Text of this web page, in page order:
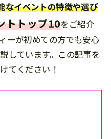
なイベントの特徴や選び
トトップ10をご紹介
ーが初めての方でも安心
しています。この記事を
てください！